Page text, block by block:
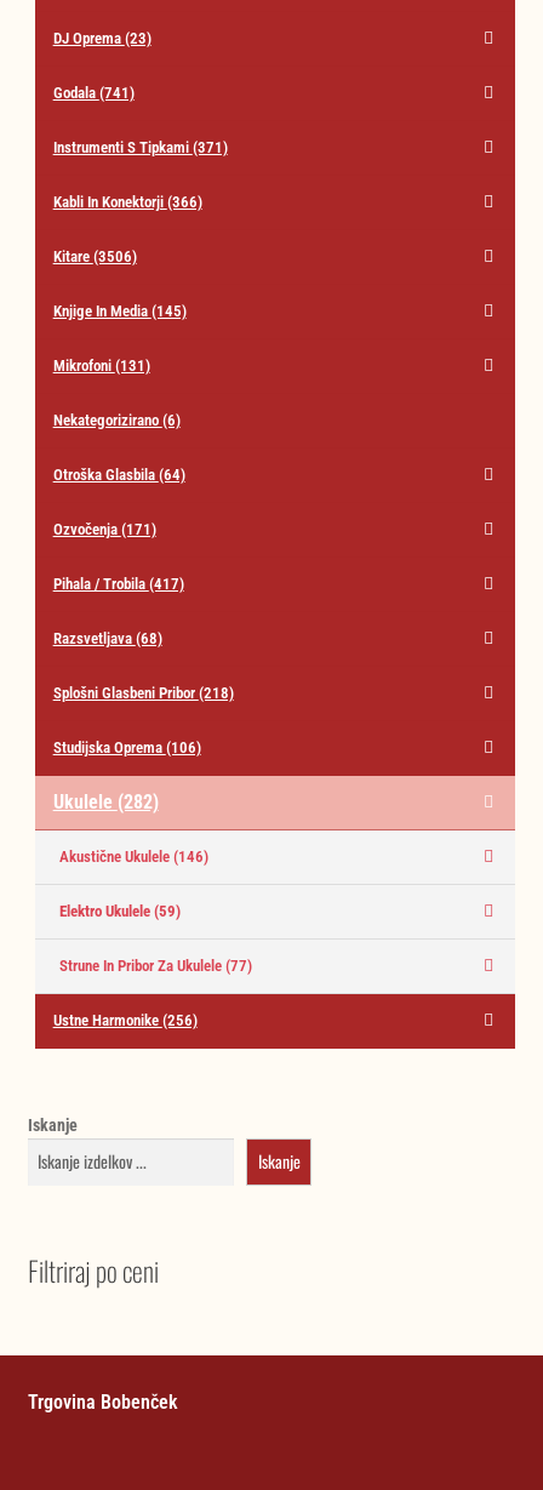
DJ Oprema (23)
Godala (741)
Instrumenti S Tipkami (371)
Kabli In Konektorji (366)
Kitare (3506)
Knjige In Media (145)
Mikrofoni (131)
Nekategorizirano (6)
Otroška Glasbila (64)
Ozvočenja (171)
Pihala / Trobila (417)
Razsvetljava (68)
Splošni Glasbeni Pribor (218)
Studijska Oprema (106)
Ukulele (282)
Akustične Ukulele (146)
Elektro Ukulele (59)
Strune In Pribor Za Ukulele (77)
Ustne Harmonike (256)
Iskanje
Iskanje
Filtriraj po ceni
Trgovina Bobenček